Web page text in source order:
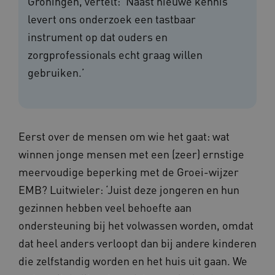
levert ons onderzoek een tastbaar
instrument op dat ouders en
zorgprofessionals echt graag willen
gebruiken.’
Eerst over de mensen om wie het gaat: wat
winnen jonge mensen met een (zeer) ernstige
meervoudige beperking met de Groei-wijzer
EMB? Luitwieler: ‘Juist deze jongeren en hun
gezinnen hebben veel behoefte aan
ondersteuning bij het volwassen worden, omdat
dat heel anders verloopt dan bij andere kinderen
die zelfstandig worden en het huis uit gaan. We